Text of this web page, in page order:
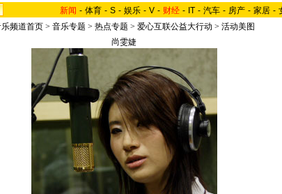
新闻 - 体育 - S - 娱乐 - V - 财经 - IT - 汽车 - 房产 - 家居 -
频道首页 > 音乐专题 > 热点专题 > 爱心互联公益大行动 > 活动美图
尚雯婕